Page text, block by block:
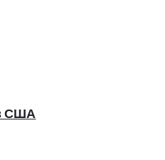
США